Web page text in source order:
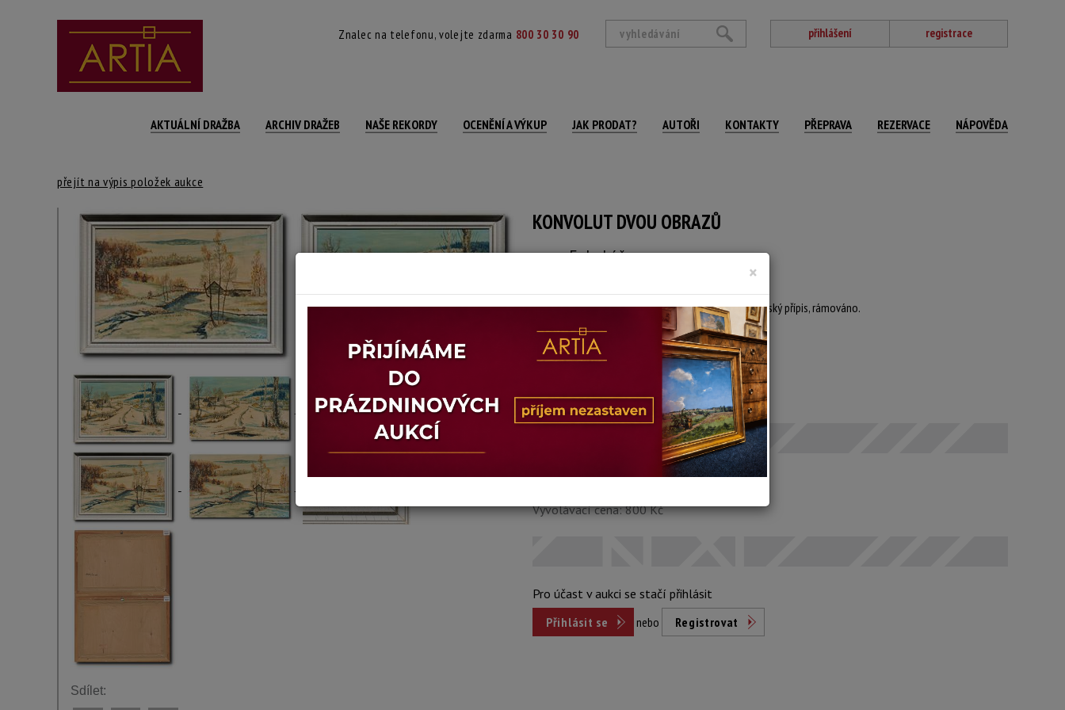
Znalec na telefonu, volejte zdarma 800 30 30 90 přihlášení registrace
AKTUÁLNÍ DRAŽBA ARCHIV DRAŽEB NAŠE REKORDY OCENĚNÍ A VÝKUP JAK PRODAT? AUTOŘI KONTAKTY PŘEPRAVA REZERVACE NÁPOVĚDA
přejít na výpis položek aukce
KONVOLUT DVOU OBRAZŮ
Autor:E. Lukáš
Signováno a datováno vpravo dole, na reversu autorský přípis, rámováno.
Technika: olej na překližce, datace: 86
Šířka: 58,5 cm, výška: 37,5 cm, rámování: 47,5 x 68,5
Stav: dobrý
Konec dražby:14.07.2026 20:04 SELČ
Dosažená cena:neprodáno
Vyvolávací cena: 800 Kč
Pro účast v aukci se stačí přihlásit
Přihlásit se
nebo Registrovat
Sdílet:
×